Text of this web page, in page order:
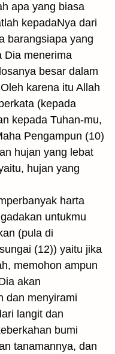
apa yang biasa
kepadaNya dari
barangsiapa yang
Dia menerima
besar dalam
karena itu Allah
(kepada
kepada Tuhan-mu,
Pengampun (10)
hujan yang lebat
hujan yang
harta
untukmu
(pula di
(12)) yaitu jika
memohon ampun
akan
dan menyirami
langit dan
bumi
tanamannya, dan